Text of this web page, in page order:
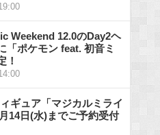
Weekend 12.0のDay2ヘ
「ポケモン feat. 初音ミ
！
ギュア「マジカルミライ
14日(水)までご予約受付